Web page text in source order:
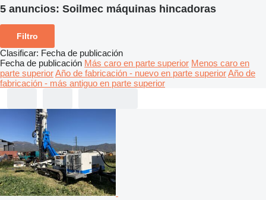
5 anuncios: Soilmec máquinas hincadoras
Filtro
Clasificar: Fecha de publicación
Fecha de publicación Más caro en parte superior Menos caro en
parte superiorAño de fabricación - nuevo en parte superiorAño de
fabricación - más antiguo en parte superior